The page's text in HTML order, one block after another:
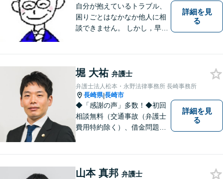
自分が抱えているトラブル、
困りごとはなかなか他人に相
談できません。 しかし，早め
談してみませんか。
詳細を見
る
堀 大祐 弁護士
弁護士法人松本・永野法律事務所 長崎事務所
長崎県|長崎市
◆「感謝の声」多数！◆初回
相談無料（交通事故（弁護士
費用特約除く）、借金問題、
詳細を見
る
山本 真邦 弁護士